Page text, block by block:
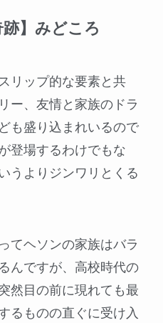
跡】みどころ
リップ的な要素と共
ー、友情と家族のドラ
も盛り込まれいるので
登場するわけでもな
うよりジンワリとくる
てヘソンの家族はバラ
んですが、高校時代の
然目の前に現れても最
るものの直ぐに受け入